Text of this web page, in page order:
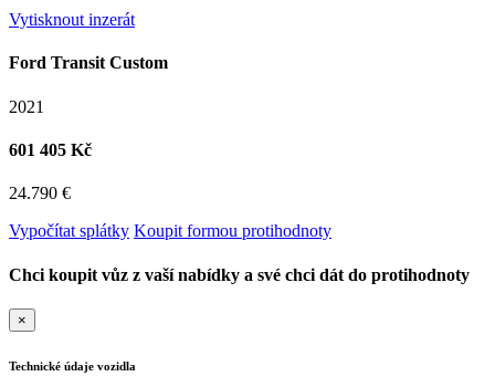
Vytisknout inzerát
Ford Transit Custom
2021
601 405 Kč
24.790 €
Vypočítat splátky Koupit formou protihodnoty
Chci koupit vůz z vaší nabídky a své chci dát do protihodnoty
×
Technické údaje vozidla